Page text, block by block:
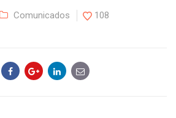
Comunicados 108